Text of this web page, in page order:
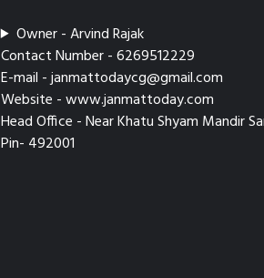
Owner - Arvind Rajak
Contact Number - 6269512229
E-mail - janmattodaycg@gmail.com
Website - www.janmattoday.com
Head Office - Near Khatu Shyam Mandir
Pin- 492001